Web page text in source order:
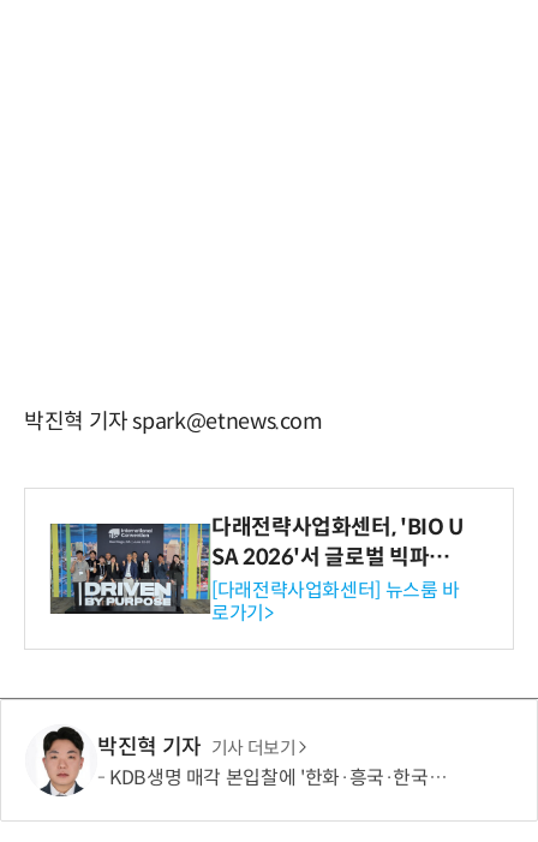
박진혁 기자 spark@etnews.com
다래전략사업화센터, 'BIO U
SA 2026'서 글로벌 빅파마
와의 비즈니스 미팅 지원…K
-바이오 해외 진출 교두보 확
보
[다래전략사업화센터] 뉴스룸 바
로가기>
박진혁 기자 기사 더보기
KDB생명 매각 본입찰에 '한화·흥국·한국금융' 참여